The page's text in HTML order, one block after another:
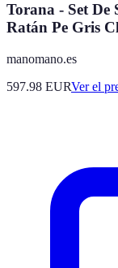
Torana - Set De
Ratán Pe Gris
manomano.es
597.98 EURVer el